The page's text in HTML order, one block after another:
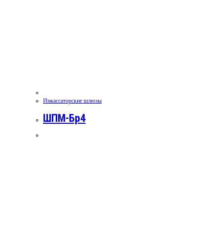
Инкассаторские шлюзы
ШПМ-Бр4